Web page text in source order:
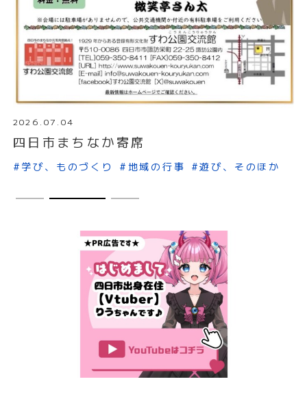
2026.07.04
四日市まちなか寄席
#学び、ものづくり #地域の行事 #遊び、そのほか